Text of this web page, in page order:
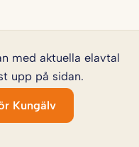
med aktuella elavtal
upp på sidan.
Kungälv